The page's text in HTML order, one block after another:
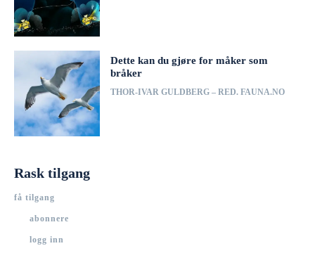
Dette kan du gjøre for måker som
bråker
THOR-IVAR GULDBERG – RED. FAUNA.NO
Rask tilgang
få tilgang
abonnere
logg inn